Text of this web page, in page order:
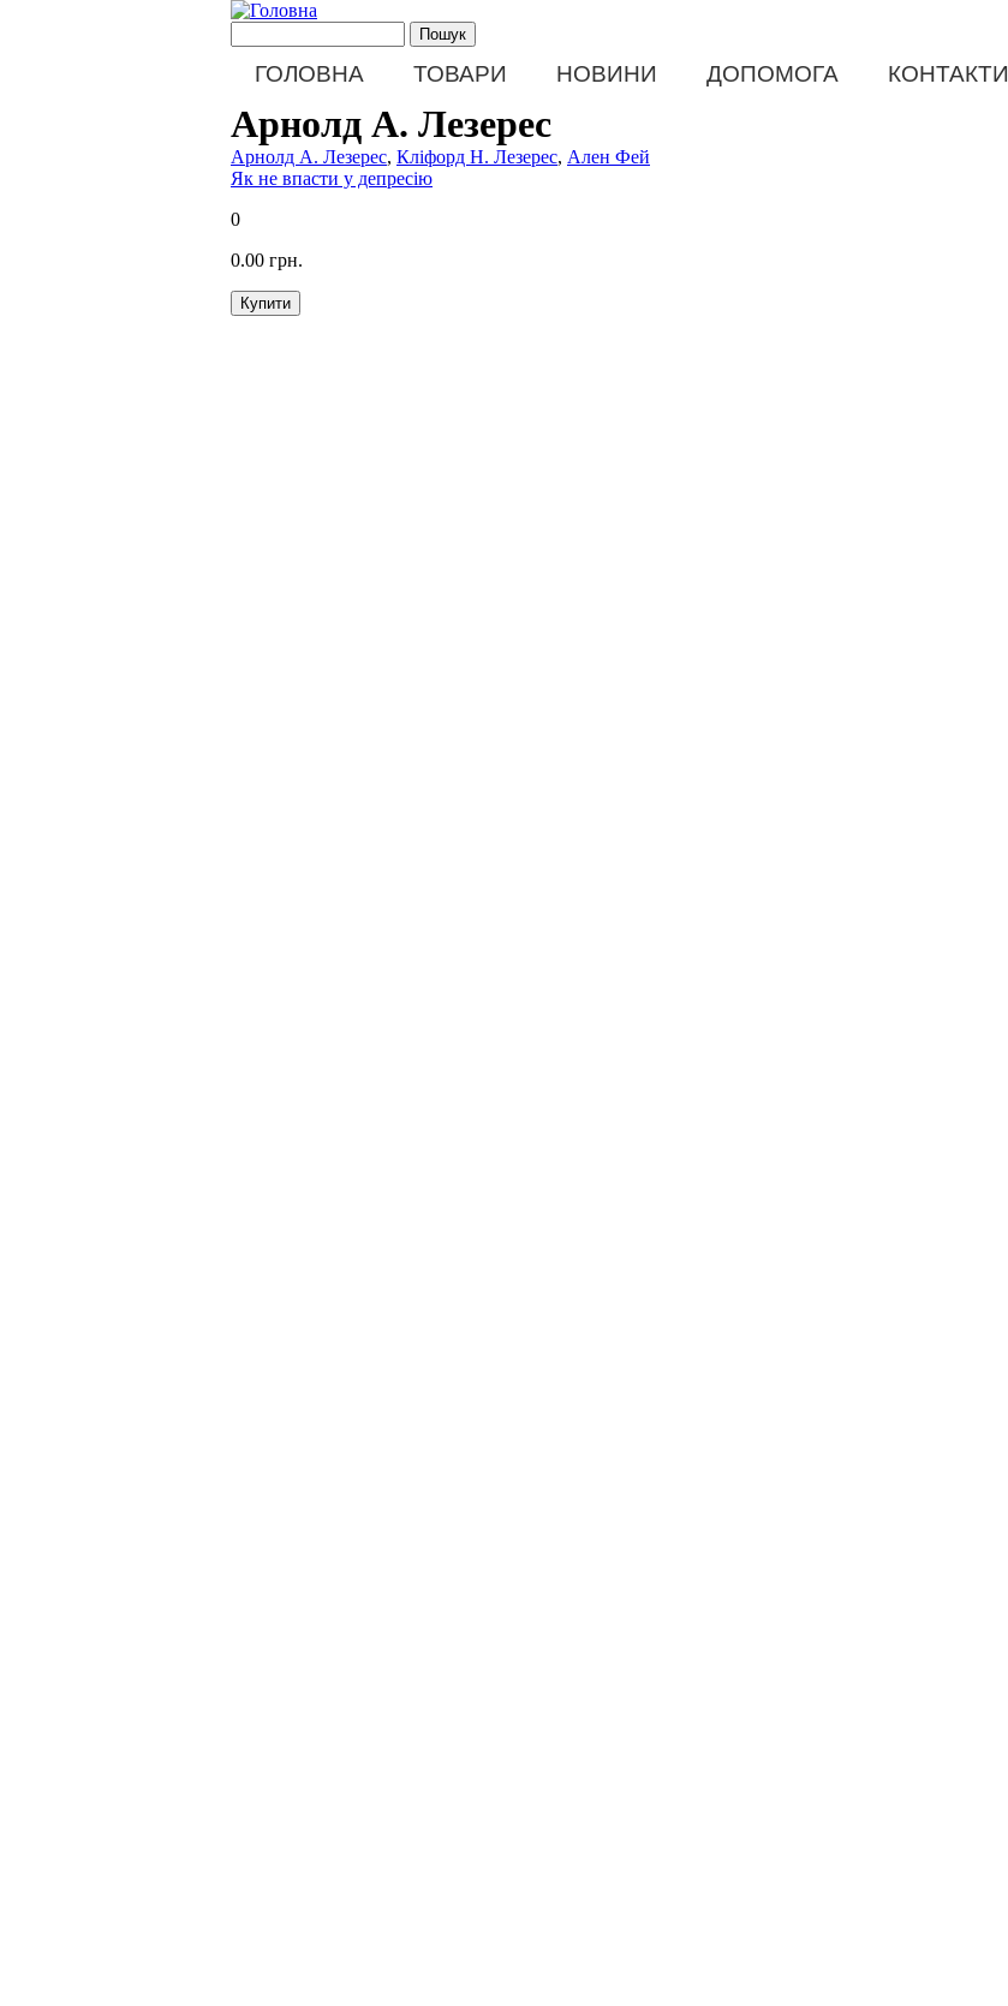
Перейти до основного матеріалу
Пошукова форма
Main menu
ГОЛОВНА ТОВАРИ НОВИНИ ДОПОМОГА КОНТАКТИ
Арнолд А. Лезерес
Арнолд А. Лезерес, Кліфорд Н. Лезерес, Ален Фей
Як не впасти у депресію
0
0.00 грн.